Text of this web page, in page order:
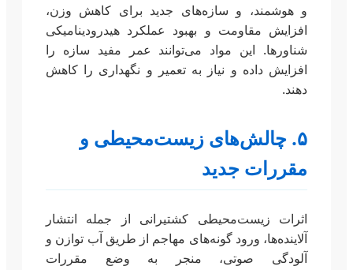
و هوشمند، و سازه‌های جدید برای کاهش وزن،
افزایش مقاومت و بهبود عملکرد هیدرودینامیکی
شناورها. این مواد می‌توانند عمر مفید سازه را
افزایش داده و نیاز به تعمیر و نگهداری را کاهش
دهند.
۵. چالش‌های زیست‌محیطی و
مقررات جدید
اثرات زیست‌محیطی کشتیرانی از جمله انتشار
آلاینده‌ها، ورود گونه‌های مهاجم از طریق آب توازن و
آلودگی صوتی، منجر به وضع مقررات